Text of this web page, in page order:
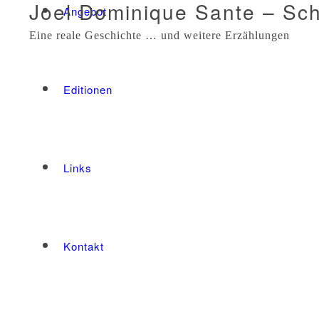
Angebot
Editionen
Links
Kontakt
Joel Dominique Sante –
Eine reale Geschichte … und weitere Erzählungen